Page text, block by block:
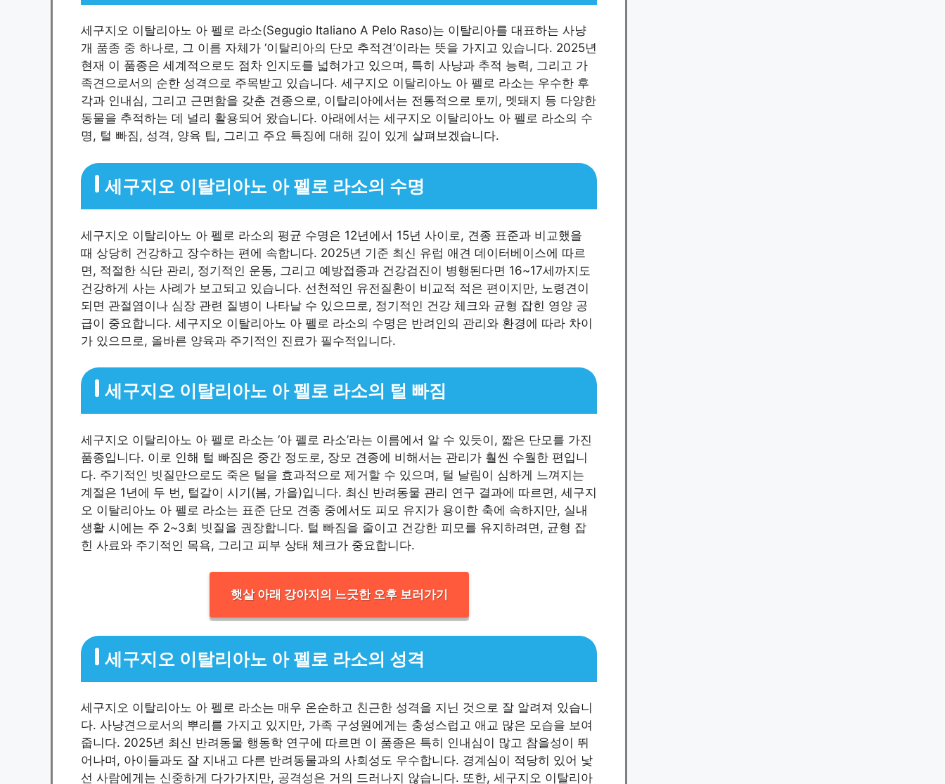
세구지오 이탈리아노 아 펠로 라소(Segugio Italiano A Pelo Raso)는 이탈리아를 대표하는 사냥
개 품종 중 하나로, 그 이름 자체가 ‘이탈리아의 단모 추적견’이라는 뜻을 가지고 있습니다. 2025년
현재 이 품종은 세계적으로도 점차 인지도를 넓혀가고 있으며, 특히 사냥과 추적 능력, 그리고 가
족견으로서의 순한 성격으로 주목받고 있습니다. 세구지오 이탈리아노 아 펠로 라소는 우수한 후
각과 인내심, 그리고 근면함을 갖춘 견종으로, 이탈리아에서는 전통적으로 토끼, 멧돼지 등 다양한
동물을 추적하는 데 널리 활용되어 왔습니다. 아래에서는 세구지오 이탈리아노 아 펠로 라소의 수
명, 털 빠짐, 성격, 양육 팁, 그리고 주요 특징에 대해 깊이 있게 살펴보겠습니다.
세구지오 이탈리아노 아 펠로 라소의 수명
세구지오 이탈리아노 아 펠로 라소의 평균 수명은 12년에서 15년 사이로, 견종 표준과 비교했을
때 상당히 건강하고 장수하는 편에 속합니다. 2025년 기준 최신 유럽 애견 데이터베이스에 따르
면, 적절한 식단 관리, 정기적인 운동, 그리고 예방접종과 건강검진이 병행된다면 16~17세까지도
건강하게 사는 사례가 보고되고 있습니다. 선천적인 유전질환이 비교적 적은 편이지만, 노령견이
되면 관절염이나 심장 관련 질병이 나타날 수 있으므로, 정기적인 건강 체크와 균형 잡힌 영양 공
급이 중요합니다. 세구지오 이탈리아노 아 펠로 라소의 수명은 반려인의 관리와 환경에 따라 차이
가 있으므로, 올바른 양육과 주기적인 진료가 필수적입니다.
세구지오 이탈리아노 아 펠로 라소의 털 빠짐
세구지오 이탈리아노 아 펠로 라소는 ‘아 펠로 라소’라는 이름에서 알 수 있듯이, 짧은 단모를 가진
품종입니다. 이로 인해 털 빠짐은 중간 정도로, 장모 견종에 비해서는 관리가 훨씬 수월한 편입니
다. 주기적인 빗질만으로도 죽은 털을 효과적으로 제거할 수 있으며, 털 날림이 심하게 느껴지는
계절은 1년에 두 번, 털갈이 시기(봄, 가을)입니다. 최신 반려동물 관리 연구 결과에 따르면, 세구지
오 이탈리아노 아 펠로 라소는 표준 단모 견종 중에서도 피모 유지가 용이한 축에 속하지만, 실내
생활 시에는 주 2~3회 빗질을 권장합니다. 털 빠짐을 줄이고 건강한 피모를 유지하려면, 균형 잡
힌 사료와 주기적인 목욕, 그리고 피부 상태 체크가 중요합니다.
햇살 아래 강아지의 느긋한 오후 보러가기
세구지오 이탈리아노 아 펠로 라소의 성격
세구지오 이탈리아노 아 펠로 라소는 매우 온순하고 친근한 성격을 지닌 것으로 잘 알려져 있습니
다. 사냥견으로서의 뿌리를 가지고 있지만, 가족 구성원에게는 충성스럽고 애교 많은 모습을 보여
줍니다. 2025년 최신 반려동물 행동학 연구에 따르면 이 품종은 특히 인내심이 많고 참을성이 뛰
어나며, 아이들과도 잘 지내고 다른 반려동물과의 사회성도 우수합니다. 경계심이 적당히 있어 낯
선 사람에게는 신중하게 다가가지만, 공격성은 거의 드러나지 않습니다. 또한, 세구지오 이탈리아